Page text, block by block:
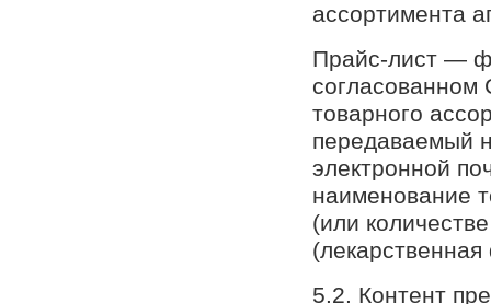
ассортимента
Прайс-лист —
товарного
передаваемый
электронной
наименование
(или
5.2. Контент